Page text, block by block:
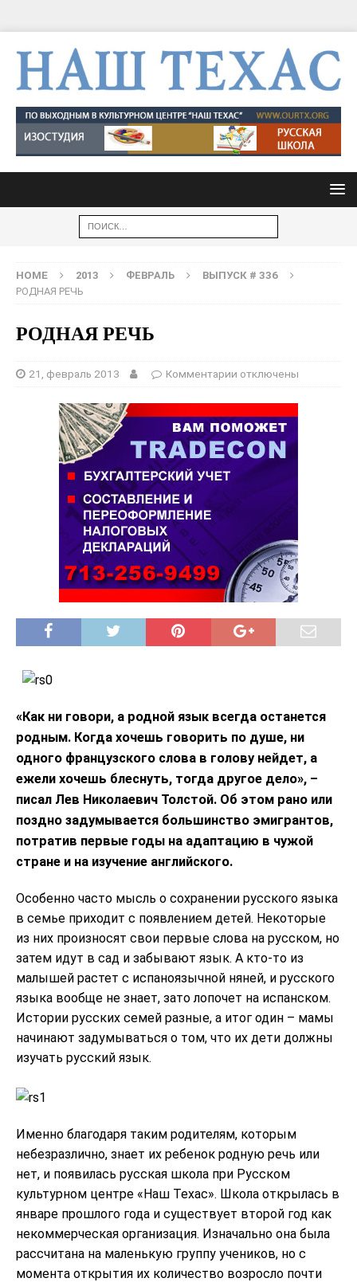
HOME 2013 ФЕВРАЛЬ
ВЫПУСК # 336
РОДНАЯ РЕЧЬ
РОДНАЯ РЕЧЬ
21, февраль 2013 Комментарии отключены
«Как ни говори, а родной язык всегда останется
родным. Когда хочешь говорить по душе, ни
одного французского слова в голову нейдет, а
ежели хочешь блеснуть, тогда другое дело», –
писал Лев Николаевич Толстой. Об этом рано или
поздно задумывается большинство эмигрантов,
потратив первые годы на адаптацию в чужой
стране и на изучение английского.
Особенно часто мысль о сохранении русского языка
в семье приходит с появлением детей. Некоторые
из них произносят свои первые слова на русском, но
затем идут в сад и забывают язык. А кто-то из
малышей растет с испаноязычной няней, и русского
языка вообще не знает, зато лопочет на испанском.
Истории русских семей разные, а итог один – мамы
начинают задумываться о том, что их дети должны
изучать русский язык.
Именно благодаря таким родителям, которым
небезразлично, знает их ребенок родную речь или
нет, и появилась русская школа при Русском
культурном центре «Наш Техас». Школа открылась в
январе прошлого года и существует второй год как
некоммерческая организация. Изначально она была
рассчитана на маленькую группу учеников, но с
момента открытия их количество возросло почти